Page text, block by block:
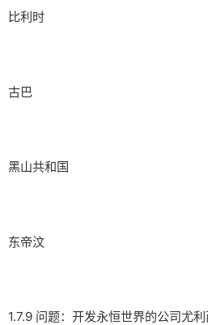
比利时
古巴
黑山共和国
东帝汶
1.7.9 问题：开发永恒世界的公司尤